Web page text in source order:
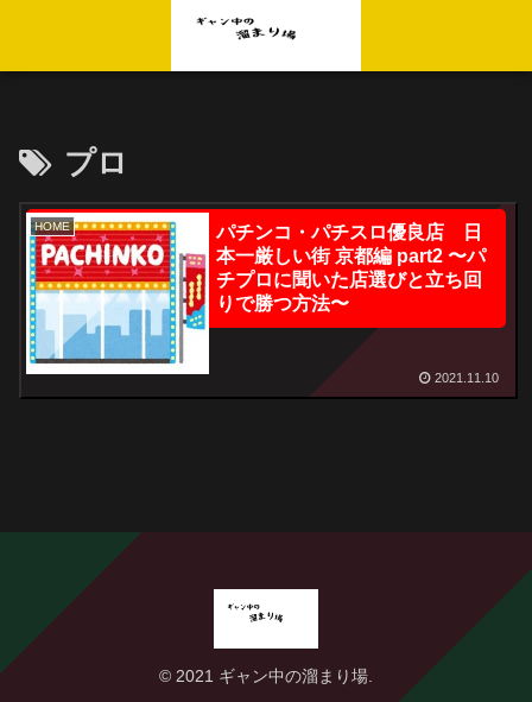
プロ
HOME
パチンコ・パチスロ優良店 日
本一厳しい街 京都編 part2 〜パ
チプロに聞いた店選びと立ち回
りで勝つ方法〜
2021.11.10
© 2021 ギャン中の溜まり場.